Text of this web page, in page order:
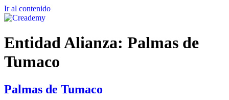
Ir al contenido
Entidad Alianza: Palmas de
Tumaco
Palmas de Tumaco